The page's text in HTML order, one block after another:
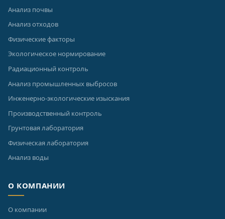
Анализ почвы
Анализ отходов
Физические факторы
Экологическое нормирование
Радиационный контроль
Анализ промышленных выбросов
Инженерно-экологические изыскания
Производственный контроль
Грунтовая лаборатория
Физическая лаборатория
Анализ воды
О КОМПАНИИ
О компании